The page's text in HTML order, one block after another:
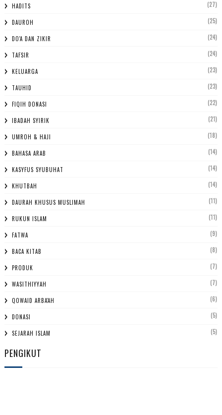
HADITS (27)
DAUROH (25)
DO'A DAN ZIKIR (24)
TAFSIR (24)
KELUARGA (23)
TAUHID (23)
FIQIH DONASI (22)
IBADAH SYIRIK (21)
UMROH & HAJI (18)
BAHASA ARAB (14)
KASYFUS SYUBUHAT (14)
KHUTBAH (14)
DAURAH KHUSUS MUSLIMAH (11)
RUKUN ISLAM (11)
FATWA (9)
BACA KITAB (8)
PRODUK (7)
WASITHIYYAH (7)
QOWAID ARBA'AH (6)
DONASI (5)
SEJARAH ISLAM (5)
PENGIKUT